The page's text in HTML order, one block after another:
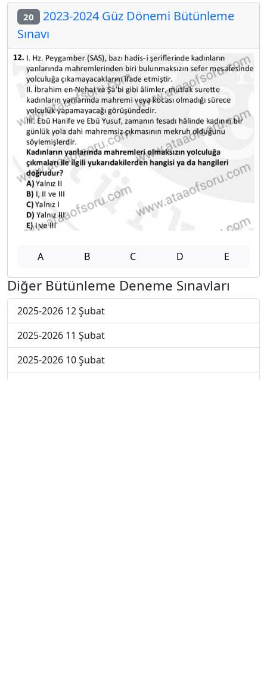
20 2023-2024 Güz Dönemi Bütünleme
Sınavı
A B C D E
Diğer Bütünleme Deneme Sınavları
2025-2026 12 Şubat
2025-2026 11 Şubat
2025-2026 10 Şubat